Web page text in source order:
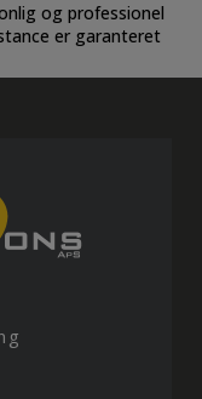
og professionel
er garanteret